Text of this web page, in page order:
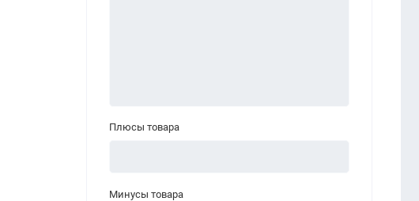
Плюсы товара
Минусы товара